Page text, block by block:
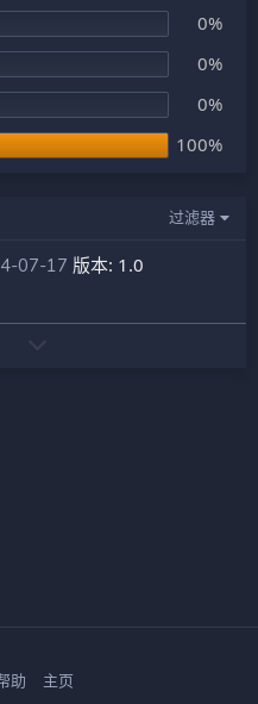
0%
0%
0%
100%
过滤器
07-17 版本: 1.0
助 主页